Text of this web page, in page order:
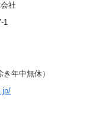
社
1
年中無休）